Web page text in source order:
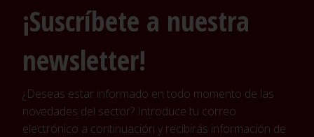
¡Suscríbete a nuestra
newsletter!
¿Deseas estar informado en todo momento de las
novedades del sector? Introduce tu correo
electrónico a continuación y recibirás información de